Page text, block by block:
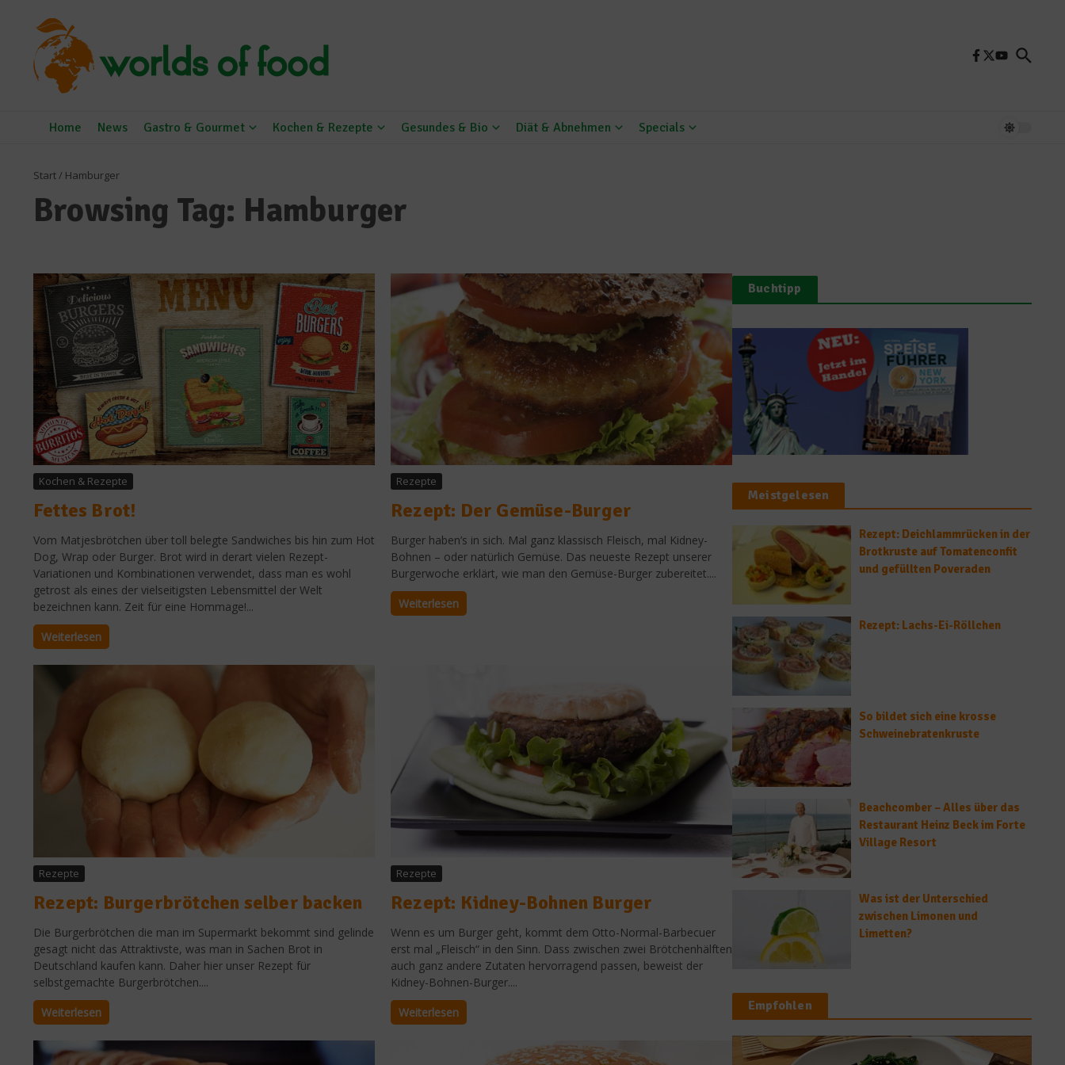
Home News Gastro & Gourmet Kochen & Rezepte Gesundes & Bio Diät & Abnehmen Specials
Start/ Hamburger
Browsing Tag: Hamburger
Kochen & Rezepte
Fettes Brot!
Vom Matjesbrötchen über toll belegte Sandwiches bis hin zum Hot
Dog, Wrap oder Burger. Brot wird in derart vielen Rezept-
Variationen und Kombinationen verwendet, dass man es wohl
getrost als eines der vielseitigsten Lebensmittel der Welt
bezeichnen kann. Zeit für eine Hommage!...
Weiterlesen
Rezepte
Rezept: Der Gemüse-Burger
Burger haben’s in sich. Mal ganz klassisch Fleisch, mal Kidney-
Bohnen – oder natürlich Gemüse. Das neueste Rezept unserer
Burgerwoche erklärt, wie man den Gemüse-Burger zubereitet....
Weiterlesen
Rezepte
Rezept: Burgerbrötchen selber backen
Die Burgerbrötchen die man im Supermarkt bekommt sind gelinde
gesagt nicht das Attraktivste, was man in Sachen Brot in
Deutschland kaufen kann. Daher hier unser Rezept für
selbstgemachte Burgerbrötchen....
Weiterlesen
Rezepte
Rezept: Kidney-Bohnen Burger
Wenn es um Burger geht, kommt dem Otto-Normal-Barbecuer
erst mal „Fleisch“ in den Sinn. Dass zwischen zwei Brötchenhälften
auch ganz andere Zutaten hervorragend passen, beweist der
Kidney-Bohnen-Burger....
Weiterlesen
Buchtipp
Meistgelesen
Rezept: Deichlammrücken in der
Brotkruste auf Tomatenconfit
und gefüllten Poveraden
Rezept: Lachs-Ei-Röllchen
So bildet sich eine krosse
Schweinebratenkruste
Beachcomber – Alles über das
Restaurant Heinz Beck im Forte
Village Resort
Was ist der Unterschied
zwischen Limonen und
Limetten?
Empfohlen